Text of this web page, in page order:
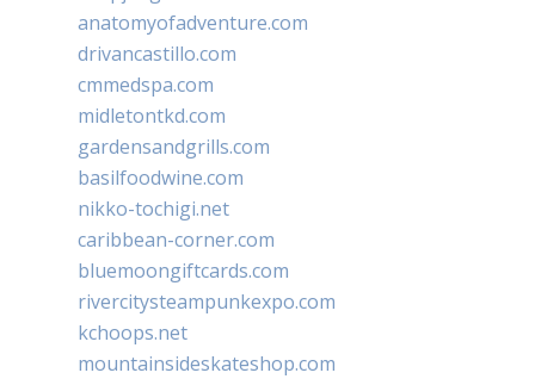
anatomyofadventure.com
drivancastillo.com
cmmedspa.com
midletontkd.com
gardensandgrills.com
basilfoodwine.com
nikko-tochigi.net
caribbean-corner.com
bluemoongiftcards.com
rivercitysteampunkexpo.com
kchoops.net
mountainsideskateshop.com